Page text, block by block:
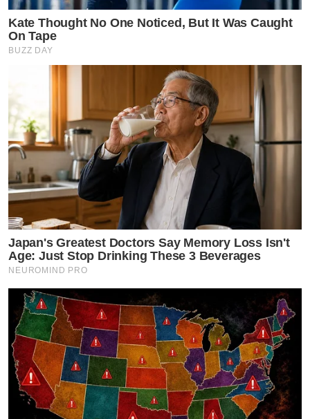
Kate Thought No One Noticed, But It Was Caught
On Tape
BUZZ DAY
Japan's Greatest Doctors Say Memory Loss Isn't
Age: Just Stop Drinking These 3 Beverages
NEUROMIND PRO